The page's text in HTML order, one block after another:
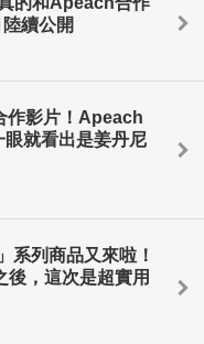
續公開
作影片！Apeach
就看出是姜丹尼
系列商品又來啦！
後，這次是超實用